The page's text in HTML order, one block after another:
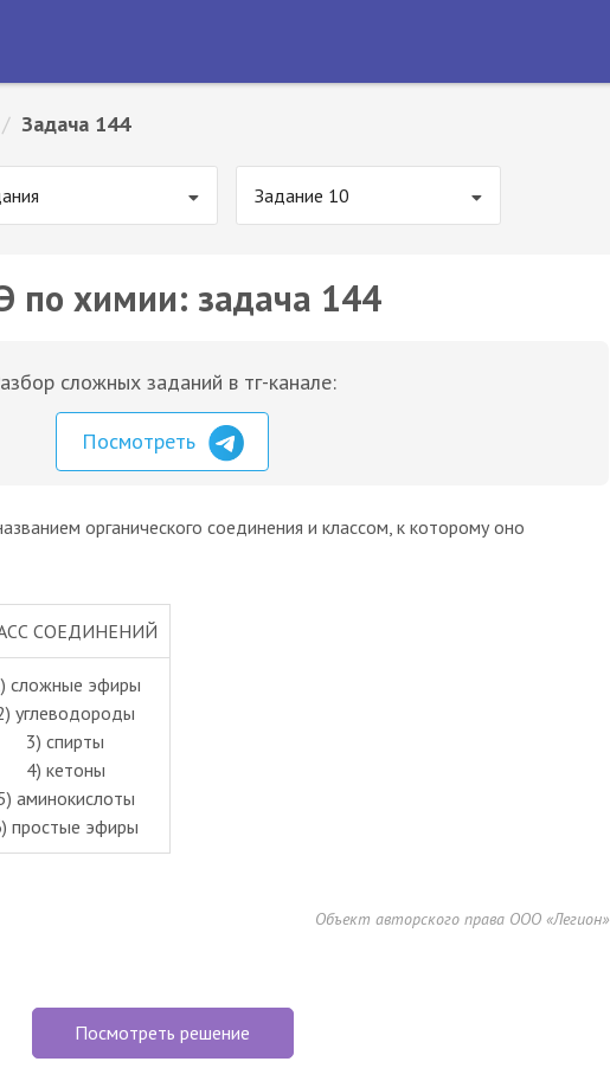
/ Задача 144
Задание 10
по химии: задача 144
сложных заданий в тг-канале:
Посмотреть
органического соединения и классом, к которому оно
СОЕДИНЕНИЙ
сложные эфиры
углеводороды
3) спирты
4) кетоны
аминокислоты
простые эфиры
Объект авторского права ООО «Легион»
Посмотреть решение